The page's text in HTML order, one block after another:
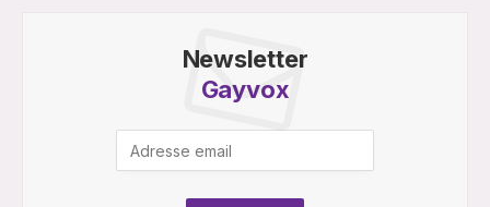
Newsletter
Gayvox